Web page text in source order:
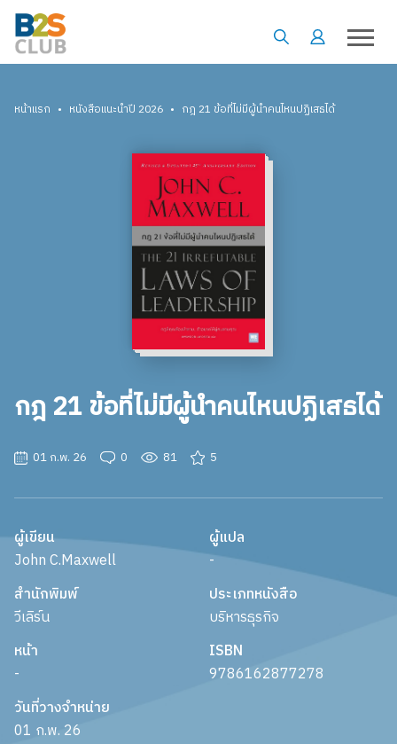
หน้าแรก • หนังสือแนะนำปี 2026 • กฎ 21 ข้อที่ไม่มีผู้นำคนไหนปฏิเสธได้
กฎ 21 ข้อที่ไม่มีผู้นำคนไหนปฏิเสธได้
01 ก.พ. 26 0 81 5
ผู้เขียน
John C.Maxwell
ผู้แปล
-
สำนักพิมพ์
วีเลิร์น
ประเภทหนังสือ
บริหารธุรกิจ
หน้า
-
ISBN
9786162877278
วันที่วางจำหน่าย
01 ก.พ. 26